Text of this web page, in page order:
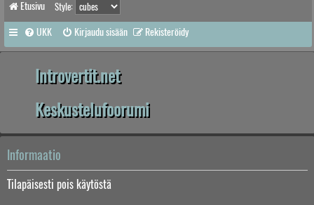
Etusivu Style:
UKK Kirjaudu sisään Rekisteröidy
Introvertit.net
Keskustelufoorumi
Informaatio
Tilapäisesti pois käytöstä